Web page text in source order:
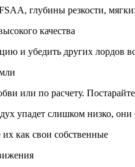
глубины резкости,
качества
и убедить других лордов
или по расчету.
упадет слишком низко, они
как свои собственные